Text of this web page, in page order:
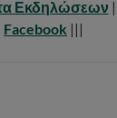
Εκδηλώσεων
Facebook |||